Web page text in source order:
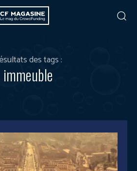
des tags :
immeuble